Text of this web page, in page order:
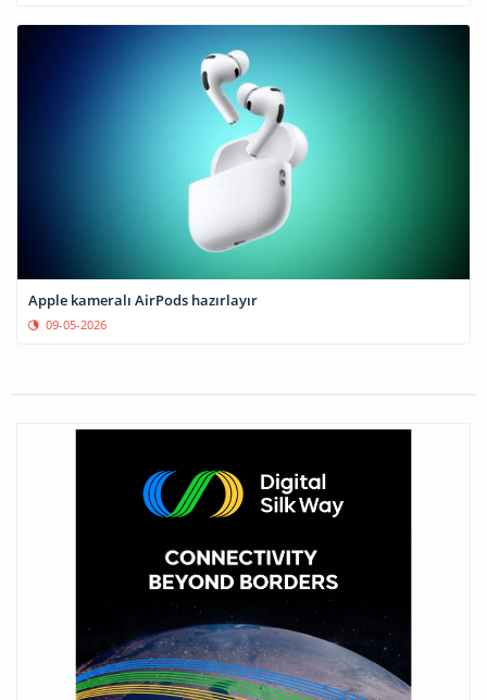
Apple kameralı AirPods hazırlayır
09-05-2026